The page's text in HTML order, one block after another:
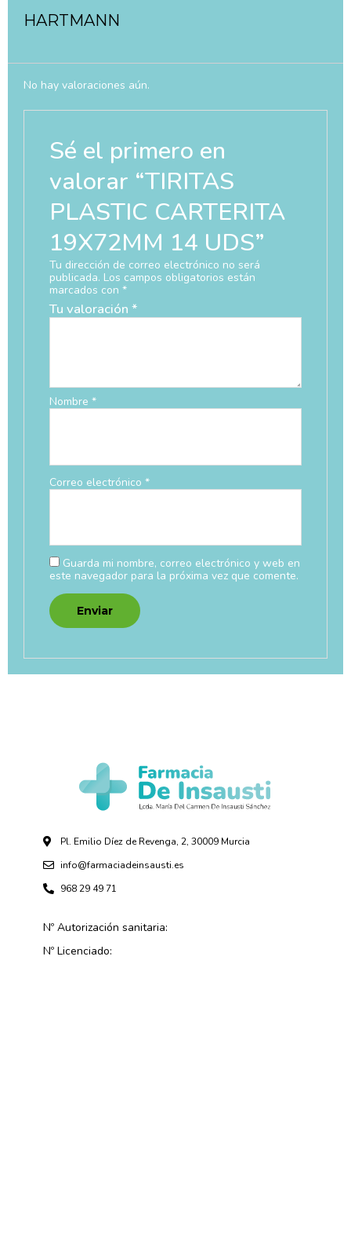
HARTMANN
No hay valoraciones aún.
Sé el primero en
valorar “TIRITAS
PLASTIC CARTERITA
19X72MM 14 UDS”
Tu dirección de correo electrónico no será
publicada. Los campos obligatorios están
marcados con *
Tu valoración *
Nombre *
Correo electrónico *
Guarda mi nombre, correo electrónico y web en
este navegador para la próxima vez que comente.
Pl. Emilio Díez de Revenga, 2, 30009 Murcia
info@farmaciadeinsausti.es
968 29 49 71
Nº Autorización sanitaria:
Nº Licenciado: